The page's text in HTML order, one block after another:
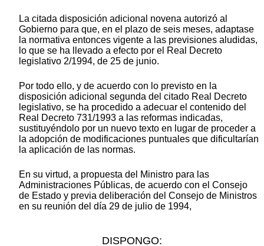
La citada disposición adicional novena autorizó al
Gobierno para que, en el plazo de seis meses, adaptase
la normativa entonces vigente a las previsiones aludidas,
lo que se ha llevado a efecto por el Real Decreto
legislativo 2/1994, de 25 de junio.
Por todo ello, y de acuerdo con lo previsto en la
disposición adicional segunda del citado Real Decreto
legislativo, se ha procedido a adecuar el contenido del
Real Decreto 731/1993 a las reformas indicadas,
sustituyéndolo por un nuevo texto en lugar de proceder a
la adopción de modificaciones puntuales que dificultarían
la aplicación de las normas.
En su virtud, a propuesta del Ministro para las
Administraciones Públicas, de acuerdo con el Consejo
de Estado y previa deliberación del Consejo de Ministros
en su reunión del día 29 de julio de 1994,
DISPONGO: